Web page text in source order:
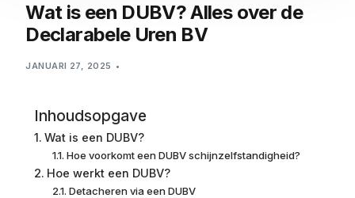
Wat is een DUBV? Alles over de
Declarabele Uren BV
JANUARI 27, 2025
Inhoudsopgave
Wat is een DUBV?
Hoe voorkomt een DUBV schijnzelfstandigheid?
Hoe werkt een DUBV?
Detacheren via een DUBV